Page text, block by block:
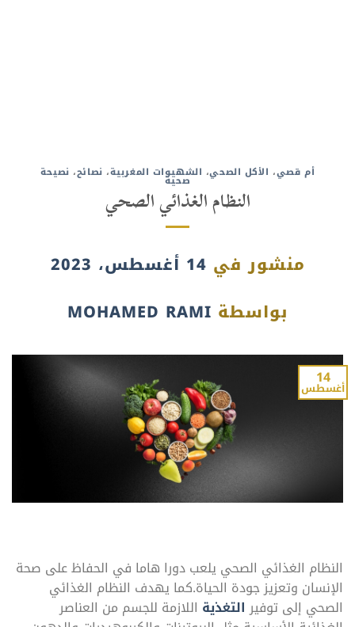
أم قصي، الأكل الصحي، الشهيوات المغربية، نصائح، نصيحة
صحية
النظام الغذائي الصحي
منشور في 14 أغسطس، 2023
بواسطة MOHAMED RAMI
14
أغسطس
النظام الغذائي الصحي يلعب دورا هاما في الحفاظ على صحة
الإنسان وتعزيز جودة الحياة.كما يهدف النظام الغذائي
الصحي إلى توفيرالتغذية اللازمة للجسم من العناصر